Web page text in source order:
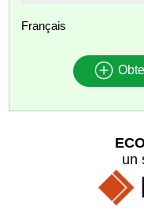
Français
un